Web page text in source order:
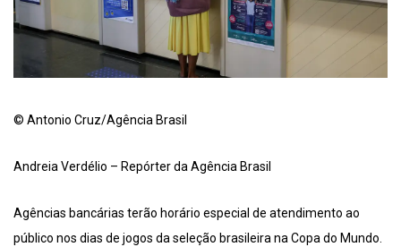
© Antonio Cruz/Agência Brasil
Andreia Verdélio – Repórter da Agência Brasil
Agências bancárias terão horário especial de atendimento ao
público nos dias de jogos da seleção brasileira na Copa do Mundo.